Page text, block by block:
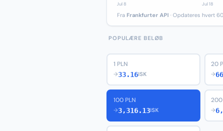
Fra Frankfurter API · Opdateres hvert
POPULÆRE BELØB
1 PLN
→33.16ISK
20
→
100 PLN
→3,316.13ISK
200
→